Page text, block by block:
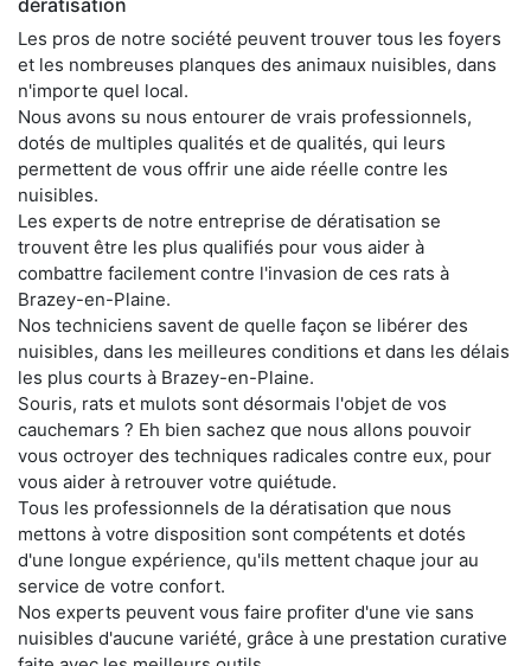
Les pros de notre société peuvent trouver tous les foyers
et les nombreuses planques des animaux nuisibles, dans
n'importe quel local.
Nous avons su nous entourer de vrais professionnels,
dotés de multiples qualités et de qualités, qui leurs
permettent de vous offrir une aide réelle contre les
nuisibles.
Les experts de notre entreprise de dératisation se
trouvent être les plus qualifiés pour vous aider à
combattre facilement contre l'invasion de ces rats à
Brazey-en-Plaine.
Nos techniciens savent de quelle façon se libérer des
nuisibles, dans les meilleures conditions et dans les délais
les plus courts à Brazey-en-Plaine.
Souris, rats et mulots sont désormais l'objet de vos
cauchemars ? Eh bien sachez que nous allons pouvoir
vous octroyer des techniques radicales contre eux, pour
vous aider à retrouver votre quiétude.
Tous les professionnels de la dératisation que nous
mettons à votre disposition sont compétents et dotés
d'une longue expérience, qu'ils mettent chaque jour au
service de votre confort.
Nos experts peuvent vous faire profiter d'une vie sans
nuisibles d'aucune variété, grâce à une prestation curative